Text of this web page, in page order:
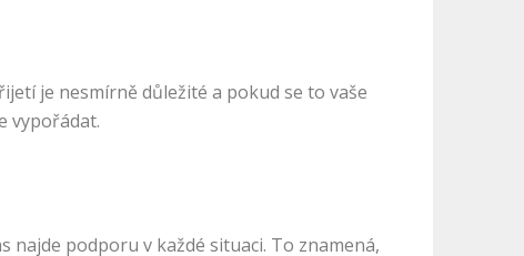
je nesmírně důležité a pokud se to vaše
vypořádat.
najde podporu v každé situaci. To znamená,